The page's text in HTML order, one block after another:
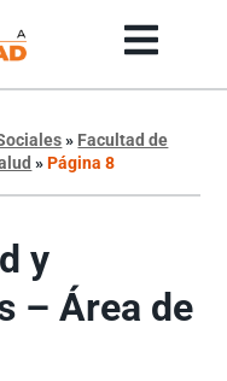
» Facultad de
»Página 8
y
– Área de